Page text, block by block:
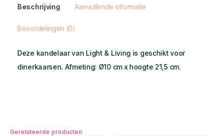
Beschrijving Aanvullende informatie
Beoordelingen (0)
Deze kandelaar van Light & Living is geschikt voor
dinerkaarsen. Afmeting: Ø10 cm x hoogte 21,5 cm.
Gerelateerde producten